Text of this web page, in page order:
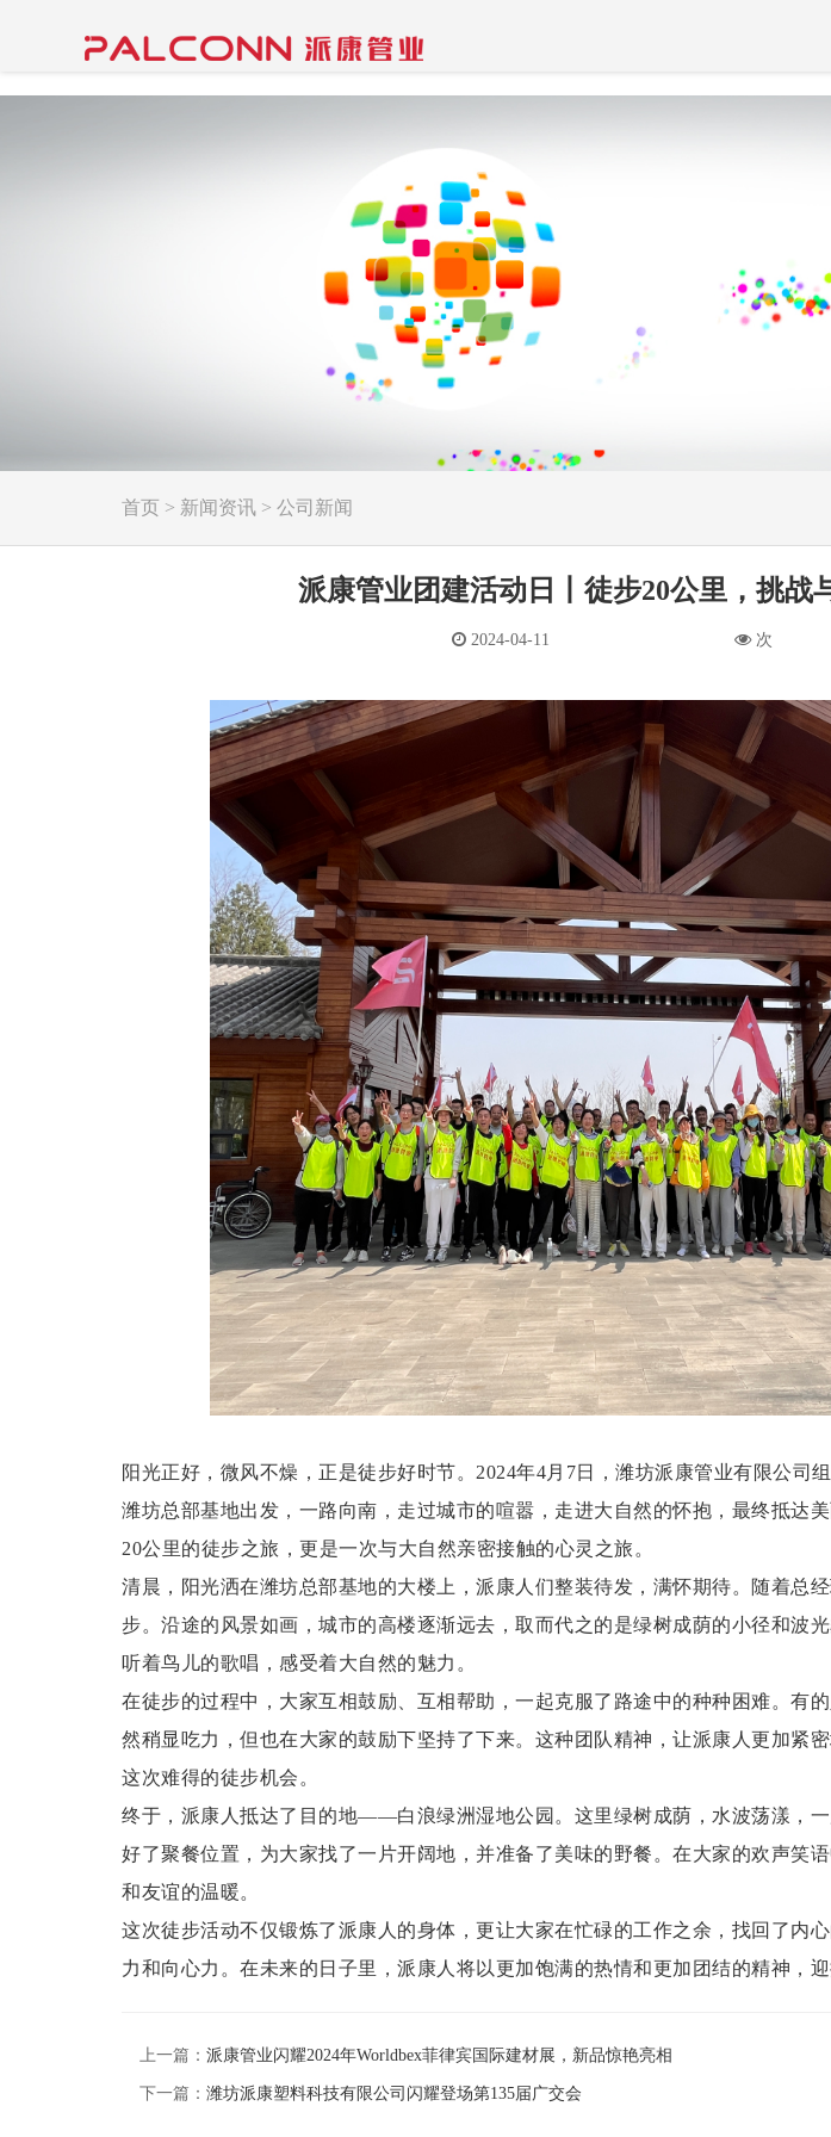
首页 > 新闻资讯 > 公司新闻
派康管业团建活动日丨徒步20公里，挑战
2024-04-11 次
阳光正好，微风不燥，正是徒步好时节。2024年4月7日，潍坊派康管业有限公司
潍坊总部基地出发，一路向南，走过城市的喧嚣，走进大自然的怀抱，最终抵达
20公里的徒步之旅，更是一次与大自然亲密接触的心灵之旅。
清晨，阳光洒在潍坊总部基地的大楼上，派康人们整装待发，满怀期待。随着总
步。沿途的风景如画，城市的高楼逐渐远去，取而代之的是绿树成荫的小径和波
听着鸟儿的歌唱，感受着大自然的魅力。
在徒步的过程中，大家互相鼓励、互相帮助，一起克服了路途中的种种困难。有
然稍显吃力，但也在大家的鼓励下坚持了下来。这种团队精神，让派康人更加紧
这次难得的徒步机会。
终于，派康人抵达了目的地——白浪绿洲湿地公园。这里绿树成荫，水波荡漾，
好了聚餐位置，为大家找了一片开阔地，并准备了美味的野餐。在大家的欢声笑
和友谊的温暖。
这次徒步活动不仅锻炼了派康人的身体，更让大家在忙碌的工作之余，找回了内
力和向心力。在未来的日子里，派康人将以更加饱满的热情和更加团结的精神，迎
上一篇： 派康管业闪耀2024年Worldbex菲律宾国际建材展，新品惊艳亮相
下一篇： 潍坊派康塑料科技有限公司闪耀登场第135届广交会